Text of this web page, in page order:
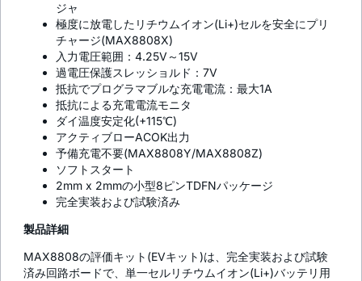
ジャ
極度に放電したリチウムイオン(Li+)セルを安全にプリ
チャージ(MAX8808X)
入力電圧範囲：4.25V～15V
過電圧保護スレッショルド：7V
抵抗でプログラマブルな充電電流：最大1A
抵抗による充電電流モニタ
ダイ温度安定化(+115℃)
アクティブローACOK出力
予備充電不要(MAX8808Y/MAX8808Z)
ソフトスタート
2mm x 2mmの小型8ピンTDFNパッケージ
完全実装および試験済み
製品詳細
MAX8808の評価キット(EVキット)は、完全実装および試験
済み回路ボードで、単一セルリチウムイオン(Li+)バッテリ用